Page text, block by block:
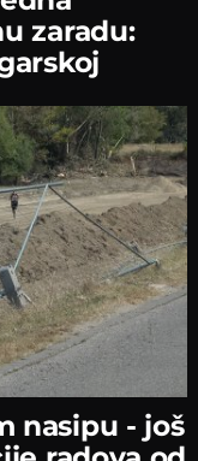
zaradu:
nasipu - јoš